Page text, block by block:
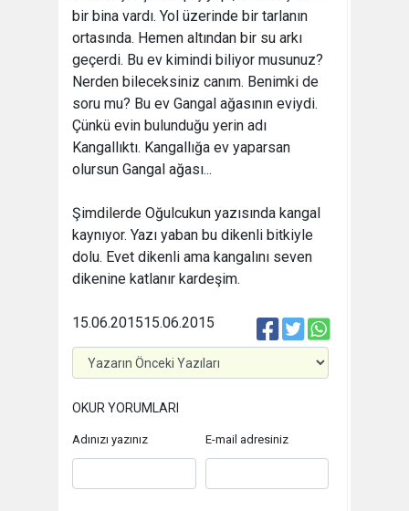
bir bina vardı. Yol üzerinde bir tarlanın
ortasında. Hemen altından bir su arkı
geçerdi. Bu ev kimindi biliyor musunuz?
Nerden bileceksiniz canım. Benimki de
soru mu? Bu ev Gangal ağasının eviydi.
Çünkü evin bulunduğu yerin adı
Kangallıktı. Kangallığa ev yaparsan
olursun Gangal ağası...
Şimdilerde Oğulcukun yazısında kangal
kaynıyor. Yazı yaban bu dikenli bitkiyle
dolu. Evet dikenli ama kangalını seven
dikenine katlanır kardeşim.
15.06.2015
15.06.2015
OKUR YORUMLARI
Adınızı yazınız E-mail adresiniz